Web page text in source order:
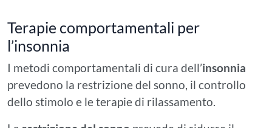
Terapie comportamentali per
l’insonnia
I metodi comportamentali di cura dell’insonnia
prevedono la restrizione del sonno, il controllo
dello stimolo e le terapie di rilassamento.